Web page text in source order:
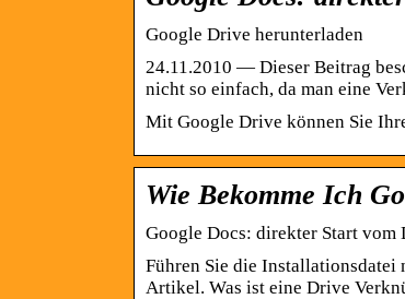
Google Drive herunterladen
24.11.2010 — Dieser Beitrag
nicht so einfach, da man eine
Mit Google Drive können Sie
Wie Bekomme Ich
Google Docs: direkter Start vom
Führen Sie die Installationsdatei
Artikel. Was ist eine Drive